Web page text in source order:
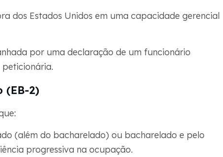
dos Estados Unidos em uma capacidade gerencial
por uma declaração de um funcionário
2)
(além do bacharelado) ou bacharelado e pelo
progressiva na ocupação.